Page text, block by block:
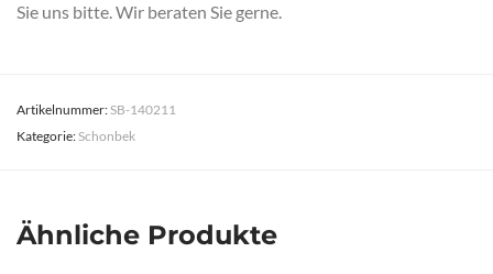
Sie uns bitte. Wir beraten Sie gerne.
Artikelnummer: SB-140211
Kategorie: Schonbek
Ähnliche Produkte